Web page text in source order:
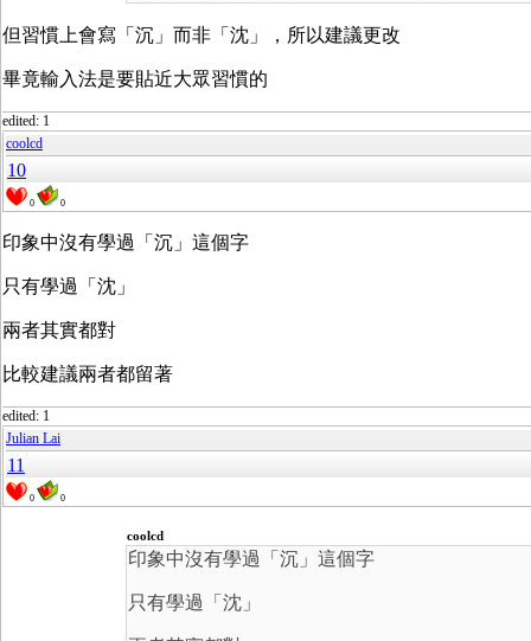
但習慣上會寫「沉」而非「沈」，所以建議更改
畢竟輸入法是要貼近大眾習慣的
edited: 1
coolcd
10
0 0
印象中沒有學過「沉」這個字
只有學過「沈」
兩者其實都對
比較建議兩者都留著
edited: 1
Julian Lai
11
0 0
coolcd
印象中沒有學過「沉」這個字
只有學過「沈」